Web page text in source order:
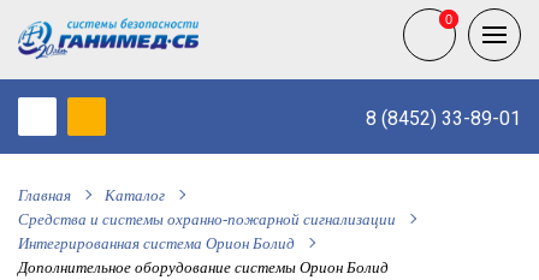
8 (8452) 33-89-01
0
0
Главная
Каталог
Средства и системы охранно-пожарной сигнализации
Интегрированная система Орион Болид
Дополнительное оборудование системы Орион Болид